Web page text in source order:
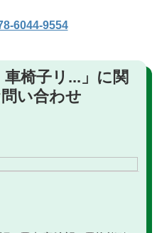
6044-9554
椅子リ...」に関
い合わせ